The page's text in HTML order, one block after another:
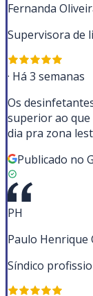
Fernanda
Supervisora de
· Há 3 semanas
Os
superior ao que
dia pra zona
Publicado no
PH
Paulo Henrique
Síndico